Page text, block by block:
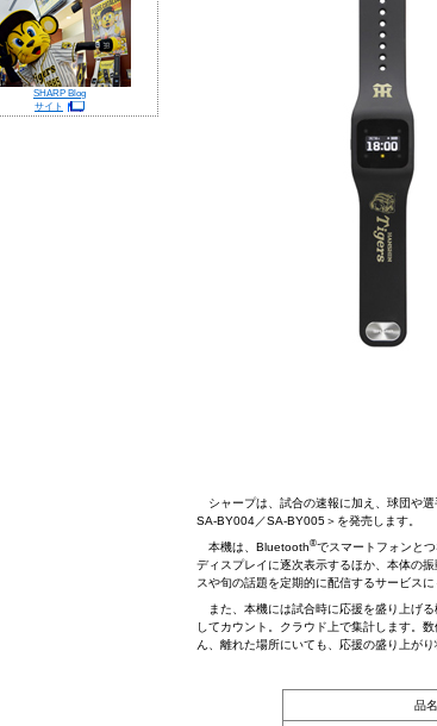
SHARP Blog
サイト
シャープは、試合の速報に加え、球団や
SA-BY004／SA-BY005＞を発売します。
本機は、Bluetooth®でスマートフォンと
ディスプレイに逐次表示するほか、本体の
スや旬の話題を定期的に配信するサービスに
また、本機には試合時に応援を盛り上げる
してカウント。クラウド上で集計します。
ん、離れた場所にいても、応援の盛り上が
品名